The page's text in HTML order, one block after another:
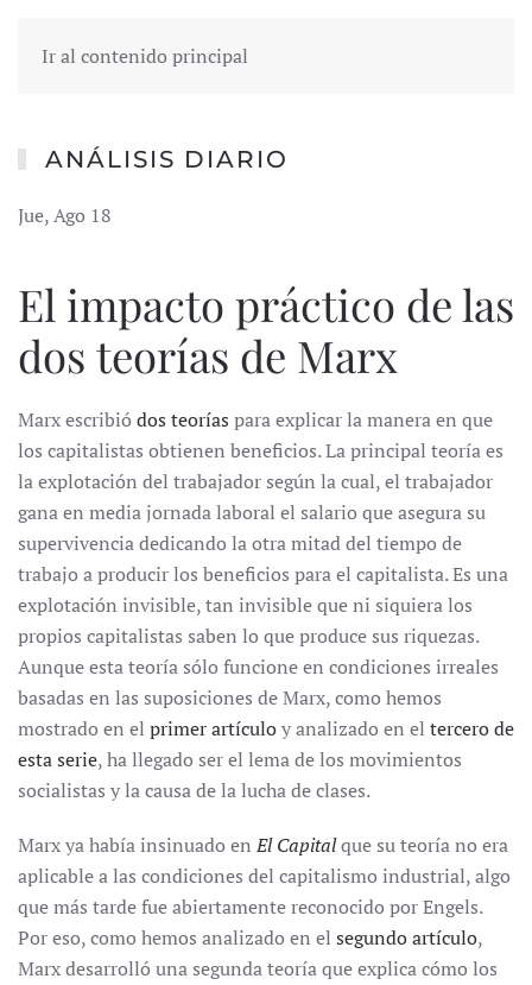
Ir al contenido principal
ANÁLISIS DIARIO
Jue, Ago 18
El impacto práctico de las
dos teorías de Marx
Marx escribió dos teorías para explicar la manera en que
los capitalistas obtienen beneficios. La principal teoría es
la explotación del trabajador según la cual, el trabajador
gana en media jornada laboral el salario que asegura su
supervivencia dedicando la otra mitad del tiempo de
trabajo a producir los beneficios para el capitalista. Es una
explotación invisible, tan invisible que ni siquiera los
propios capitalistas saben lo que produce sus riquezas.
Aunque esta teoría sólo funcione en condiciones irreales
basadas en las suposiciones de Marx, como hemos
mostrado en el primer artículoy analizado en el tercero de
esta serie, ha llegado ser el lema de los movimientos
socialistas y la causa de la lucha de clases.
Marx ya había insinuado enEl Capitalque su teoría no era
aplicable a las condiciones del capitalismo industrial, algo
que más tarde fue abiertamente reconocido por Engels.
Por eso, como hemos analizado en el segundo artículo,
Marx desarrolló una segunda teoría que explica cómo los